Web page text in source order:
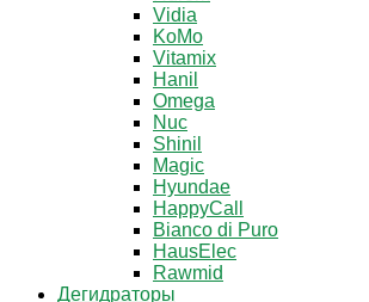
Vidia
KoMo
Vitamix
Hanil
Omega
Nuc
Shinil
Magic
Hyundae
HappyCall
Bianco di Puro
HausElec
Rawmid
Дегидраторы